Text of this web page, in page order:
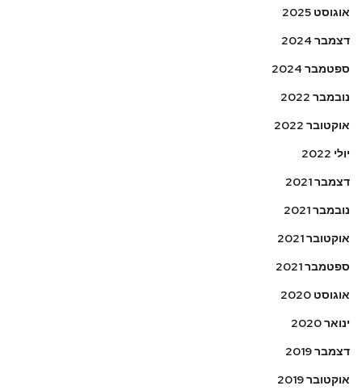
אוגוסט 2025
דצמבר 2024
ספטמבר 2024
נובמבר 2022
אוקטובר 2022
יולי 2022
דצמבר 2021
נובמבר 2021
אוקטובר 2021
ספטמבר 2021
אוגוסט 2020
ינואר 2020
דצמבר 2019
אוקטובר 2019